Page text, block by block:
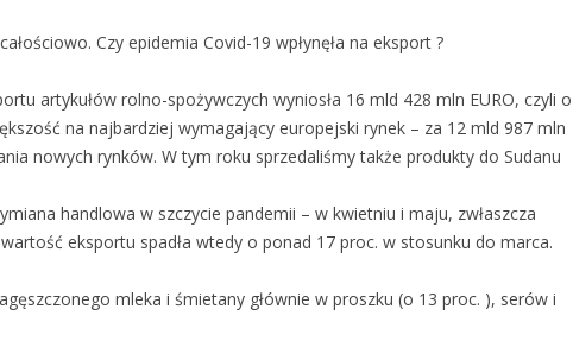
Czy epidemia Covid-19 wpłynęła na eksport ?
artykułów rolno-spożywczych wyniosła 16 mld 428 mln EURO, czyli o
na najbardziej wymagający europejski rynek – za 12 mld 987 mln
nowych rynków. W tym roku sprzedaliśmy także produkty do Sudanu
handlowa w szczycie pandemii – w kwietniu i maju, zwłaszcza
eksportu spadła wtedy o ponad 17 proc. w stosunku do marca.
mleka i śmietany głównie w proszku (o 13 proc. ), serów i